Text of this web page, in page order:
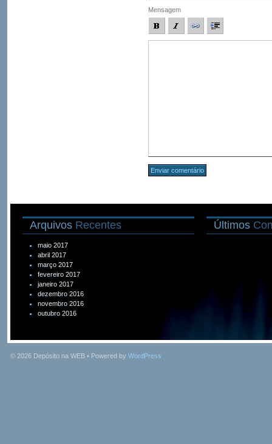
Mensagem
Arquivos Recentes
maio 2017
abril 2017
março 2017
fevereiro 2017
janeiro 2017
dezembro 2016
novembro 2016
outubro 2016
Últimos
© 2026 Depósito na WEB • Powered by WordPress